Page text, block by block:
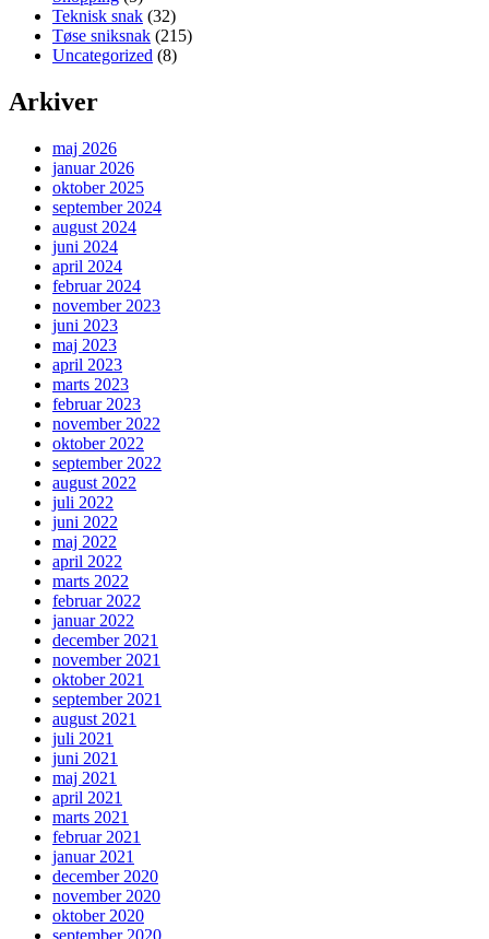
Teknisk snak (32)
Tøse sniksnak (215)
Uncategorized (8)
Arkiver
maj 2026
januar 2026
oktober 2025
september 2024
august 2024
juni 2024
april 2024
februar 2024
november 2023
juni 2023
maj 2023
april 2023
marts 2023
februar 2023
november 2022
oktober 2022
september 2022
august 2022
juli 2022
juni 2022
maj 2022
april 2022
marts 2022
februar 2022
januar 2022
december 2021
november 2021
oktober 2021
september 2021
august 2021
juli 2021
juni 2021
maj 2021
april 2021
marts 2021
februar 2021
januar 2021
december 2020
november 2020
oktober 2020
september 2020